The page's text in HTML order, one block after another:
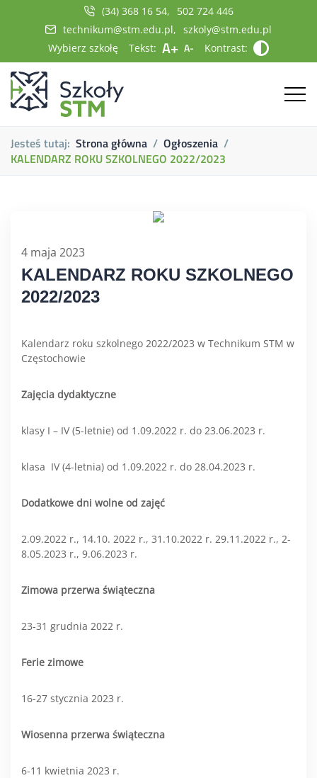
(34) 368 16 54
502 724 446
technikum@stm.edu.pl
szkoly@stm.edu.pl
Wybierz szkołę
Tekst: A+ A- Kontrast:
Jesteś tutaj: Strona główna
Ogłoszenia
KALENDARZ ROKU SZKOLNEGO 2022/2023
4 maja 2023
KALENDARZ ROKU SZKOLNEGO
2022/2023
Kalendarz roku szkolnego 2022/2023 w Technikum STM w
Częstochowie
Zajęcia dydaktyczne
klasy I – IV (5-letnie) od 1.09.2022 r. do 23.06.2023 r.
klasa IV (4-letnia) od 1.09.2022 r. do 28.04.2023 r.
Dodatkowe dni wolne od zajęć
2.09.2022 r., 14.10. 2022 r., 31.10.2022 r. 29.11.2022 r., 2-
8.05.2023 r., 9.06.2023 r.
Zimowa przerwa świąteczna
23-31 grudnia 2022 r.
Ferie zimowe
16-27 stycznia 2023 r.
Wiosenna przerwa świąteczna
6-11 kwietnia 2023 r.